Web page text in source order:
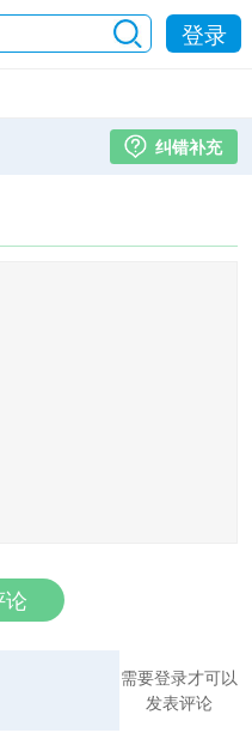
登录
纠错补充
需要登录才可以
发表评论